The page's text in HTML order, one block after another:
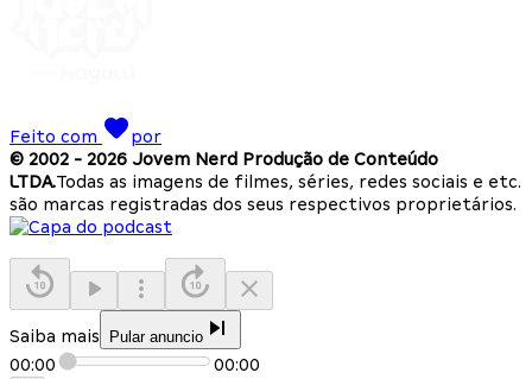
Feito com
por
© 2002 - 2026 Jovem Nerd Produção de Conteúdo
LTDA.Todas as imagens de filmes, séries, redes sociais e etc.
são marcas registradas dos seus respectivos proprietários.
Saiba mais Pular anuncio
00:00 00:00